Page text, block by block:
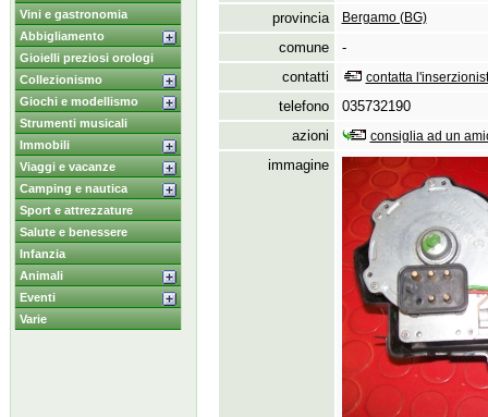
Vini e gastronomia
Abbigliamento
Gioielli preziosi orologi
Collezionismo
Giochi e modellismo
Strumenti musicali
Immobili
Viaggi e vacanze
Camping e nautica
Sport e attrezzature
Salute e benessere
Infanzia
Animali
Eventi
Varie
provincia
Bergamo (BG)
comune
-
contatti
contatta
telefono
035732190
azioni
consiglia ad un
immagine